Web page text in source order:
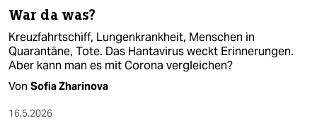
War da was?
Kreuzfahrtschiff, Lungenkrankheit, Menschen in
Quarantäne, Tote. Das Hantavirus weckt Erinnerungen.
Aber kann man es mit Corona vergleichen?
Von Sofia Zharinova
16.5.2026